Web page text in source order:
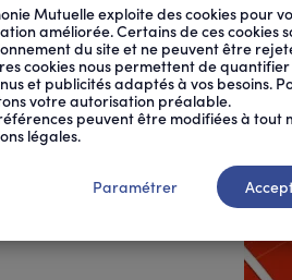
LE...
à
Mutuelle exploite des cookies pour
améliorée. Certains de ces cookies
du site et ne peuvent être
cookies nous permettent de
et publicités adaptés à vos besoins.
votre autorisation préalable.
peuvent être modifiées à tout
légales.
Paramétrer